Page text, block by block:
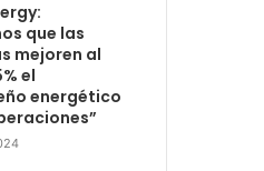
que las
mejoren al
el
energético